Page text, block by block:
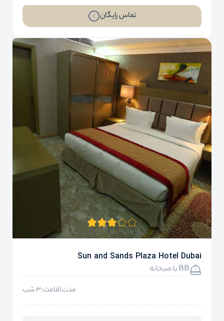
تماس رایگان
Sun and Sands Plaza Hotel Dubai
BB با صبحانه
مدت اقامت:3 شب